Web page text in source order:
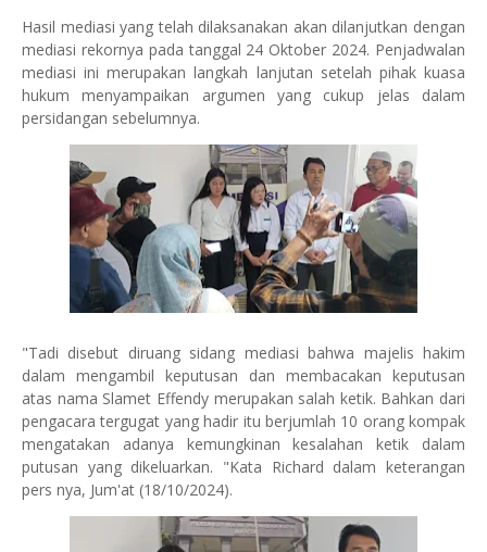
Hasil mediasi yang telah dilaksanakan akan dilanjutkan dengan
mediasi rekornya pada tanggal 24 Oktober 2024. Penjadwalan
mediasi ini merupakan langkah lanjutan setelah pihak kuasa
hukum menyampaikan argumen yang cukup jelas dalam
persidangan sebelumnya.
"Tadi disebut diruang sidang mediasi bahwa majelis hakim
dalam mengambil keputusan dan membacakan keputusan
atas nama Slamet Effendy merupakan salah ketik. Bahkan dari
pengacara tergugat yang hadir itu berjumlah 10 orang kompak
mengatakan adanya kemungkinan kesalahan ketik dalam
putusan yang dikeluarkan. "Kata Richard dalam keterangan
pers nya, Jum'at (18/10/2024).